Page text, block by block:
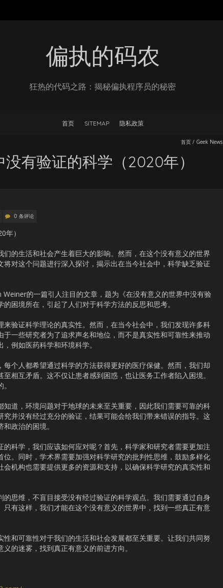
偏执的码农
狂热的代码之路：揭秘偏执程序员的秘密
首页 SITEMAP 隐私政策
首页 / Geek News
有验证的科学（2020年）
0 条评论
年）
的生活和社会产生着巨大的影响。然而，在这个没有意义的世界
对这个问题进行深入探讨，揭示出在当今社会中，科学缺乏验证
Weiner的一篇引人注目的文章，题为《在没有意义的世界中没有验
困境所在，引起了人们对于科学方法的反思和思考。
验证科学理论的真实性。然而，在当今社会中，我们发现许多科
一些研究者为了追求声名和地位，而不是真实性和可靠性来推动
例如医药科学和环境科学。
个人都希望通过科学的方法获得更好的医疗保健。然而，我们却
相互矛盾。这不仅让患者感到困惑，也让医务工作者陷入困境。
道，环境问题对于地球的未来至关重要，因此我们需要可靠的科
并没有经过充分的验证，结果可能会给我们带来错误的指导。这
政治的困境。
科学，我们应该如何应对呢？首先，科学家和研究者需要更加注
。同时，学术界需要加强对科学研究的批判性思维，鼓励多样化
机构也需要提供更多的资源和支持，以确保科学研究的真实性和
思维，不盲目接受没有经过验证的科学观点。我们需要通过自身
有这样，我们才能在这个没有意义的世界中，找到一些真正有意
和可靠性对于我们的生活和社会发展都至关重要。让我们共同努
的迷雾，找到真正有意义的前进方向。